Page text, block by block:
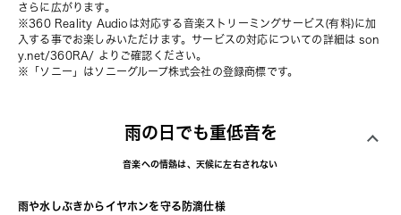
さらに広がります。
※360 Reality Audioは対応する音楽ストリーミングサービス(有料)に加
入する事でお楽しみいただけます。サービスの対応についての詳細は son
y.net/360RA/ よりご確認ください。
※「ソニー」はソニーグループ株式会社の登録商標です。
雨の日でも重低音を
音楽への情熱は、天候に左右されない
雨や水しぶきからイヤホンを守る防滴仕様